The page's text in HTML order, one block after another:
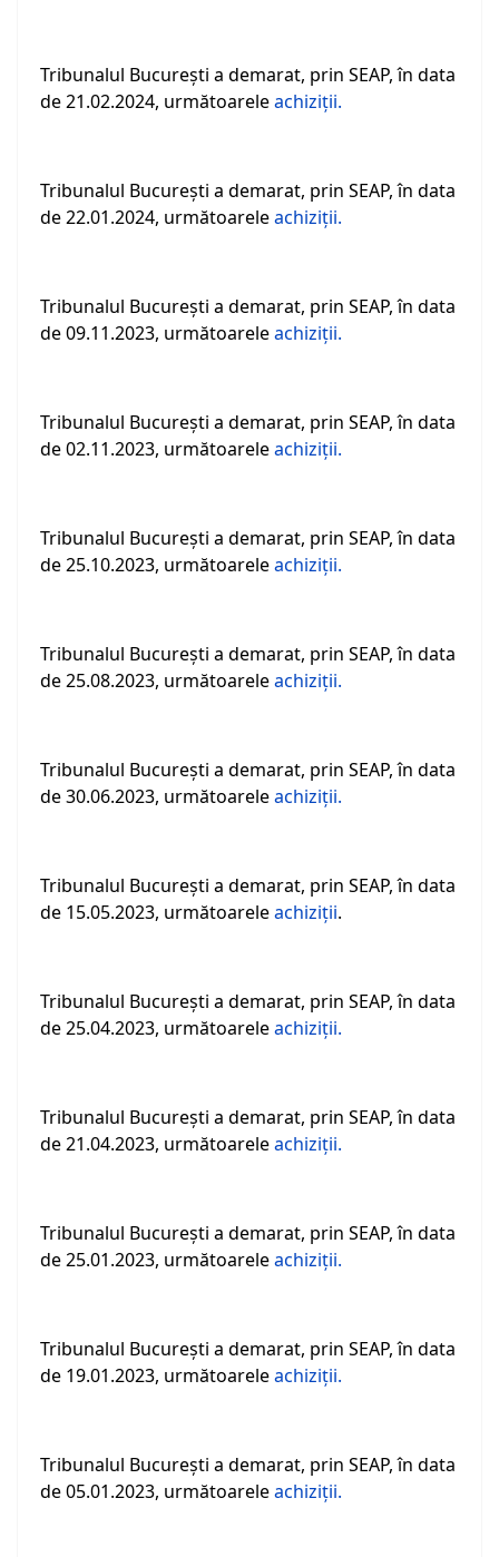
Tribunalul Bucureşti a demarat, prin SEAP, în data
de 21.02.2024, următoareleachiziţii.
Tribunalul Bucureşti a demarat, prin SEAP, în data
de 22.01.2024, următoareleachiziţii.
Tribunalul Bucureşti a demarat, prin SEAP, în data
de 09.11.2023, următoareleachiziţii.
Tribunalul Bucureşti a demarat, prin SEAP, în data
de 02.11.2023, următoareleachiziţii.
Tribunalul Bucureşti a demarat, prin SEAP, în data
de 25.10.2023, următoareleachiziţii.
Tribunalul Bucureşti a demarat, prin SEAP, în data
de 25.08.2023, următoareleachiziţii.
Tribunalul Bucureşti a demarat, prin SEAP, în data
de 30.06.2023, următoareleachiziţii.
Tribunalul Bucureşti a demarat, prin SEAP, în data
de 15.05.2023, următoareleachiziţii.
Tribunalul Bucureşti a demarat, prin SEAP, în data
de 25.04.2023, următoareleachiziţii.
Tribunalul Bucureşti a demarat, prin SEAP, în data
de 21.04.2023, următoareleachiziţii.
Tribunalul Bucureşti a demarat, prin SEAP, în data
de 25.01.2023, următoareleachiziţii.
Tribunalul Bucureşti a demarat, prin SEAP, în data
de 19.01.2023, următoareleachiziţii.
Tribunalul Bucureşti a demarat, prin SEAP, în data
de 05.01.2023, următoareleachiziţii.